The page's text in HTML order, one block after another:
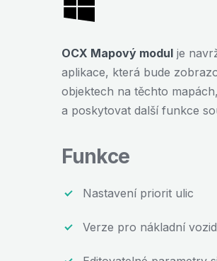
OCX Mapový modul je
aplikace, která bude
objektech na těchto
a poskytovat další funkce
Funkce
Nastavení priorit ulic
Verze pro nákladní